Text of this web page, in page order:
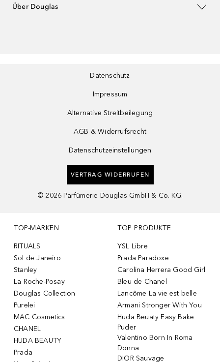
Über Douglas
Datenschutz
Impressum
Alternative Streitbeilegung
AGB & Widerrufsrecht
Datenschutzeinstellungen
VERTRAG WIDERRUFEN
© 2026 Parfümerie Douglas GmbH & Co. KG.
TOP-MARKEN
RITUALS
Sol de Janeiro
Stanley
La Roche-Posay
Douglas Collection
Purelei
MAC Cosmetics
CHANEL
HUDA BEAUTY
Prada
TOP PRODUKTE
YSL Libre
Prada Paradoxe
Carolina Herrera Good Girl
Bleu de Chanel
Lancôme La vie est belle
Armani Stronger With You
Huda Beuaty Easy Bake
Puder
Valentino Born In Roma
Donna
DIOR Sauvage